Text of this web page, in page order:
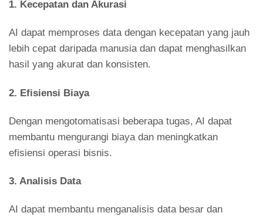
1. Kecepatan dan Akurasi
AI dapat memproses data dengan kecepatan yang jauh
lebih cepat daripada manusia dan dapat menghasilkan
hasil yang akurat dan konsisten.
2. Efisiensi Biaya
Dengan mengotomatisasi beberapa tugas, AI dapat
membantu mengurangi biaya dan meningkatkan
efisiensi operasi bisnis.
3. Analisis Data
AI dapat membantu menganalisis data besar dan